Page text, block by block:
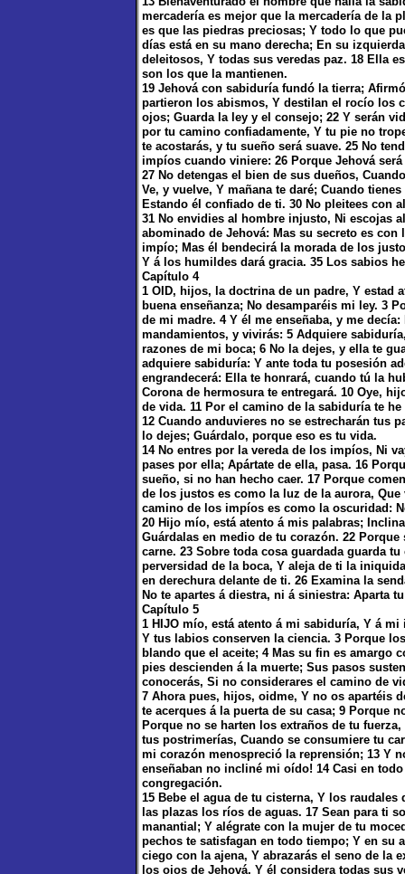
mercadería es mejor que la mercadería de la
es que las piedras preciosas; Y todo lo que
días está en su mano derecha; En su
deleitosos, Y todas sus veredas paz. 18 Ella
son los que la mantienen.
19 Jehová con sabiduría fundó la tierra;
partieron los abismos, Y destilan el rocío los
ojos; Guarda la ley y el consejo; 22 Y serán
por tu camino confiadamente, Y tu pie no
te acostarás, y tu sueño será suave. 25 No
impíos cuando viniere: 26 Porque Jehová
27 No detengas el bien de sus dueños,
Ve, y vuelve, Y mañana te daré; Cuando
Estando él confiado de ti. 30 No pleitees con
31 No envidies al hombre injusto, Ni escojas
abominado de Jehová: Mas su secreto es
impío; Mas él bendecirá la morada de los
Y á los humildes dará gracia. 35 Los sabios
Capítulo 4
1 OID, hijos, la doctrina de un padre, Y estad
buena enseñanza; No desamparéis mi ley. 3
de mi madre. 4 Y él me enseñaba, y me
mandamientos, y vivirás: 5 Adquiere
razones de mi boca; 6 No la dejes, y ella te
adquiere sabiduría: Y ante toda tu posesión
engrandecerá: Ella te honrará, cuando tú la
Corona de hermosura te entregará. 10 Oye,
de vida. 11 Por el camino de la sabiduría te
12 Cuando anduvieres no se estrecharán tus
lo dejes; Guárdalo, porque eso es tu vida.
14 No entres por la vereda de los impíos, Ni
pases por ella; Apártate de ella, pasa. 16
sueño, si no han hecho caer. 17 Porque
de los justos es como la luz de la aurora,
camino de los impíos es como la oscuridad:
20 Hijo mío, está atento á mis palabras;
Guárdalas en medio de tu corazón. 22
carne. 23 Sobre toda cosa guardada guarda
perversidad de la boca, Y aleja de ti la
en derechura delante de ti. 26 Examina la
No te apartes á diestra, ni á siniestra: Aparta
Capítulo 5
1 HIJO mío, está atento á mi sabiduría, Y á
Y tus labios conserven la ciencia. 3 Porque
blando que el aceite; 4 Mas su fin es
pies descienden á la muerte; Sus pasos
conocerás, Si no considerares el camino de
7 Ahora pues, hijos, oidme, Y no os apartéis
te acerques á la puerta de su casa; 9 Porque
Porque no se harten los extraños de tu
tus postrimerías, Cuando se consumiere tu
mi corazón menospreció la reprensión; 13 Y
enseñaban no incliné mi oído! 14 Casi en
congregación.
15 Bebe el agua de tu cisterna, Y los
las plazas los ríos de aguas. 17 Sean para ti
manantial; Y alégrate con la mujer de tu
pechos te satisfagan en todo tiempo; Y en su
ciego con la ajena, Y abrazarás el seno de la
los ojos de Jehová, Y él considera todas sus